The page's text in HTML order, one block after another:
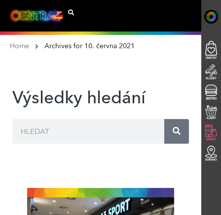
Home Archives for 10. června 2021
Výsledky hledání